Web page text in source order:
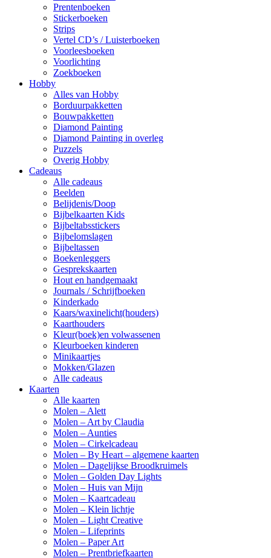
Prentenboeken
Stickerboeken
Strips
Vertel CD’s / Luisterboeken
Voorleesboeken
Voorlichting
Zoekboeken
Hobby
Alles van Hobby
Borduurpakketten
Bouwpakketten
Diamond Painting
Diamond Painting in overleg
Puzzels
Overig Hobby
Cadeaus
Alle cadeaus
Beelden
Belijdenis/Doop
Bijbelkaarten Kids
Bijbeltabsstickers
Bijbelomslagen
Bijbeltassen
Boekenleggers
Gesprekskaarten
Hout en handgemaakt
Journals / Schrijfboeken
Kinderkado
Kaars/waxinelicht(houders)
Kaarthouders
Kleur(boek)en volwassenen
Kleurboeken kinderen
Minikaartjes
Mokken/Glazen
Alle cadeaus
Kaarten
Alle kaarten
Molen – Alett
Molen – Art by Claudia
Molen – Aunties
Molen – Cirkelcadeau
Molen – By Heart – algemene kaarten
Molen – Dagelijkse Broodkruimels
Molen – Golden Day Lights
Molen – Huis van Mijn
Molen – Kaartcadeau
Molen – Klein lichtje
Molen – Light Creative
Molen – Lifeprints
Molen – Paper Art
Molen – Prentbriefkaarten